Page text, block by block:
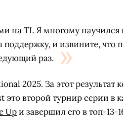
на TI. Я многому научился
и извините, что
раз.
2025. За этот результат
это второй турнир серии в
Upи завершил его в топ-13-